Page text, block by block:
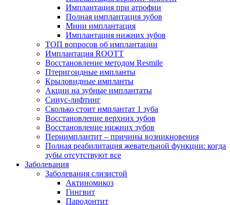
Имплантация при атрофии
Полная имплантация зубов
Мини имплантация
Имплантация нижних зубов
ТОП вопросов об имплантации
Имплантация ROOTT
Восстановление методом Resmile
Птеригоидные импланты
Крыловидные импланты
Акции на зубные имплантаты
Синус-лифтинг
Сколько стоит имплантат 1 зуба
Восстановление верхних зубов
Восстановление нижних зубов
Периимплантит – причины возникновения
Полная реабилитация жевательной функции: когда
зубы отсутствуют все
Заболевания
Заболевания слизистой
Актиномикоз
Гингвит
Пародонтит